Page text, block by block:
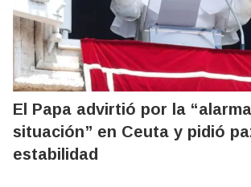
El Papa advirtió por la
situación” en Ceuta y pidió
estabilidad